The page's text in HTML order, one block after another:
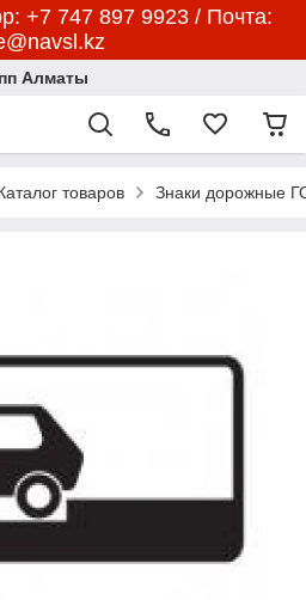
+7 747 897 9923 / Почта:
Алматы
товаров Знаки дорожные